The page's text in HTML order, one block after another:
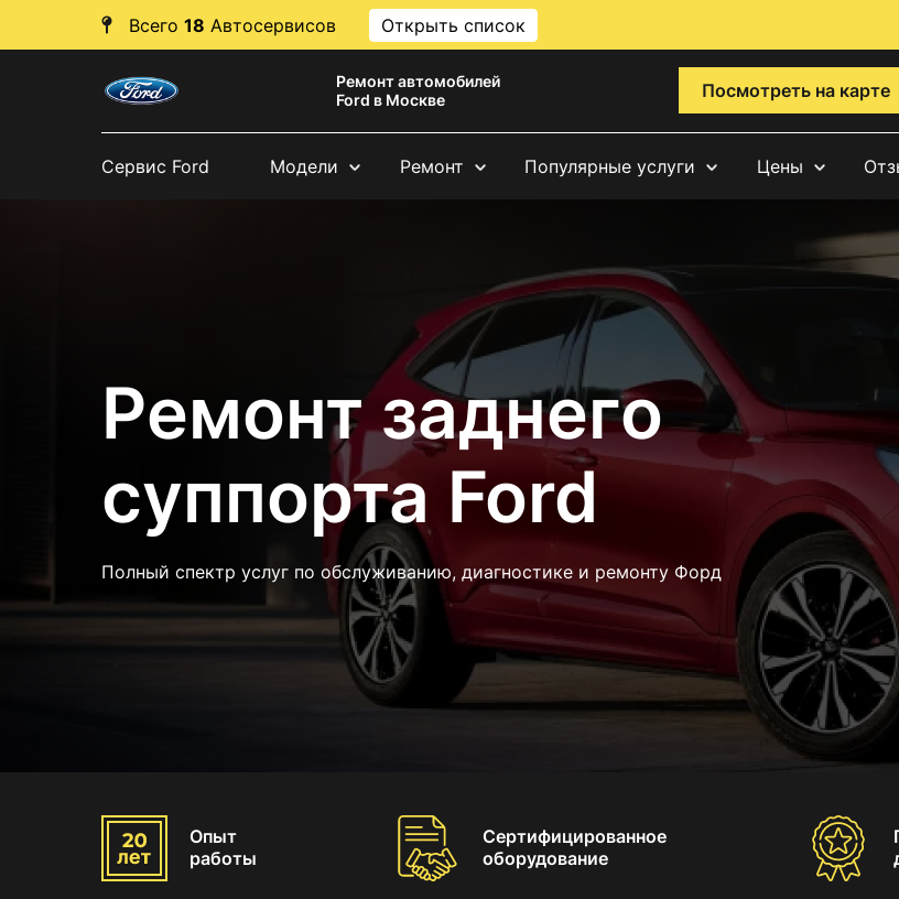
Всего 18 Автосервисов Открыть список
Ремонт автомобилей
Ford в Москве
Посмотреть на карте
Сервис Ford Модели Ремонт Популярные услуги Цены
Ремонт заднего
суппорта Ford
Полный спектр услуг по обслуживанию, диагностике и ремонту Форд
Опыт
работы
Сертифицированное
оборудование